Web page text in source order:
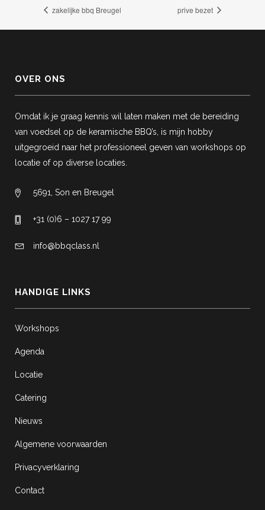
zakelijke bbq Breugel
prive bezet
OVER ONS
Omdat ik je graag kennis wil laten maken met de bereiding
van voedsel op de keramische BBQ’s, is mijn hobby
uitgegroeid naar het professioneel geven van workshops op
locatie of op diverse locaties.
5691, Son en Breugel
+31 (0)6 – 1027 17 99
info@bbqclass.nl
HANDIGE LINKS
Workshops
Agenda
Locatie
Catering
Nieuws
Algemene voorwaarden
Privacyverklaring
Contact